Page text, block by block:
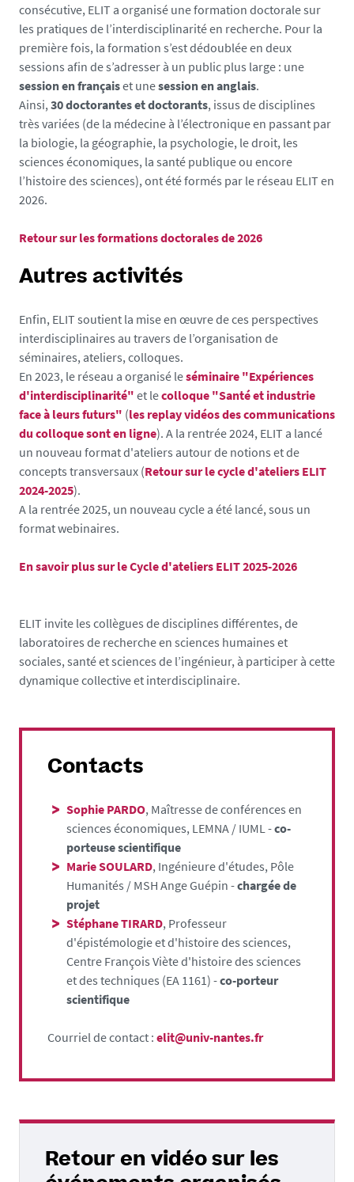
consécutive, ELIT a organisé une formation doctorale sur
les pratiques de l’interdisciplinarité en recherche. Pour la
première fois, la formation s’est dédoublée en deux
sessions afin de s’adresser à un public plus large : une
session en françaiset unesession en anglais.
Ainsi, 30 doctorantes et doctorants, issus de disciplines
très variées (de la médecine à l’électronique en passant par
la biologie, la géographie, la psychologie, le droit, les
sciences économiques, la santé publique ou encore
l’histoire des sciences), ont été formés par le réseau ELIT en
2026.
Retour sur les formations doctorales de 2026
Autres activités
Enfin, ELIT soutient la mise en œuvre de ces perspectives
interdisciplinaires au travers de l’organisation de
séminaires, ateliers, colloques.
En 2023, le réseau a organisé leséminaire "Expériences
d'interdisciplinarité" et lecolloque "Santé et industrie
face à leurs futurs" (les replay vidéos des communications
du colloque sonten ligne). A la rentrée 2024, ELIT a lancé
un nouveau format d'ateliers autour de notions et de
concepts transversaux (Retour sur le cycle d'ateliers ELIT
2024-2025).
A la rentrée 2025, un nouveau cycle a été lancé, sous un
format webinaires.
En savoir plus sur le Cycle d'ateliers ELIT 2025-2026
ELIT invite les collègues de disciplines différentes, de
laboratoires de recherche en sciences humaines et
sociales, santé et sciences de l’ingénieur, à participer à cette
dynamique collective et interdisciplinaire.
Contacts
Sophie PARDO, Maîtresse de conférences en
sciences économiques, LEMNA / IUML -co-
porteuse scientifique
Marie SOULARD, Ingénieure d'études, Pôle
Humanités / MSH Ange Guépin -chargée de
projet
Stéphane TIRARD, Professeur
d'épistémologie et d'histoire des sciences,
Centre François Viète d'histoire des sciences
et des techniques (EA 1161) -co-porteur
scientifique
Courriel de contact : elit@univ-nantes.fr
Retour en vidéo sur les